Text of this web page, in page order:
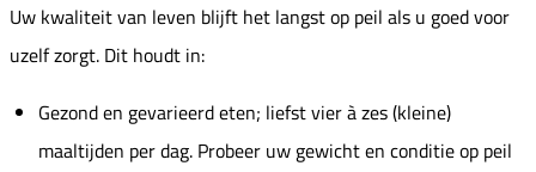
Uw kwaliteit van leven blijft het langst op peil als u goed voor
uzelf zorgt. Dit houdt in:
Gezond en gevarieerd eten; liefst vier à zes (kleine)
maaltijden per dag. Probeer uw gewicht en conditie op peil